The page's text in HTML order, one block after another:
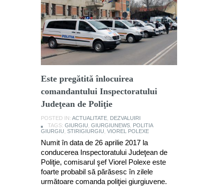
Este pregătită înlocuirea
comandantului Inspectoratului
Judeţean de Poliţie
POSTED IN: ACTUALITATE DEZVALUIRI
TAGS: GIURGIU GIURGIUNEWS POLITIA
GIURGIU STIRIGIURGIU VIOREL POLEXE
Numit în data de 26 aprilie 2017 la
conducerea Inspectoratului Judeţean de
Poliţie, comisarul şef Viorel Polexe este
foarte probabil să părăsesc în zilele
următoare comanda poliţiei giurgiuvene.